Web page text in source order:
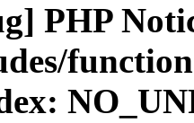
PHP